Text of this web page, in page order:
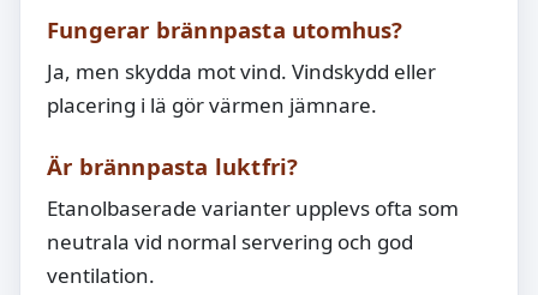
Fungerar brännpasta utomhus?
Ja, men skydda mot vind. Vindskydd eller
placering i lä gör värmen jämnare.
Är brännpasta luktfri?
Etanolbaserade varianter upplevs ofta som
neutrala vid normal servering och god
ventilation.